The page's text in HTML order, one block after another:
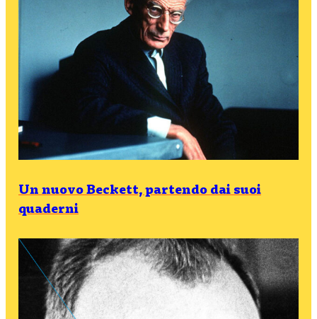
Un nuovo Beckett, partendo dai suoi
quaderni